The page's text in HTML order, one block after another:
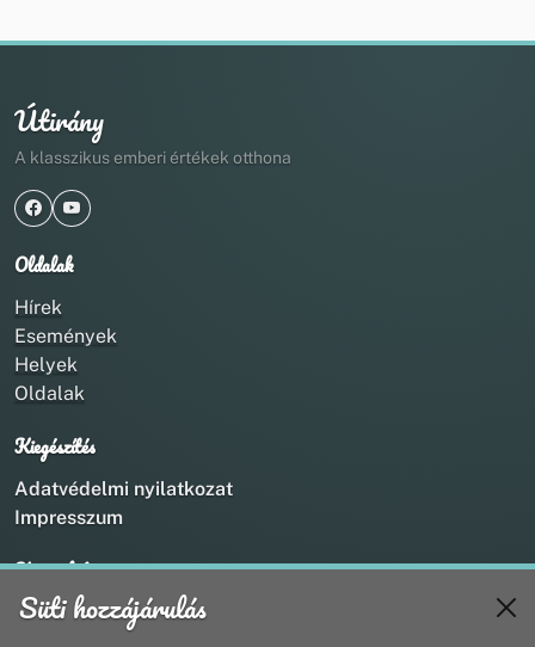
Útirány
A klasszikus emberi értékek otthona
Oldalak
Hírek
Események
Helyek
Oldalak
Kiegészítés
Adatvédelmi nyilatkozat
Impresszum
Kapcsolat
+36 20 211 1888
Süti hozzájárulás